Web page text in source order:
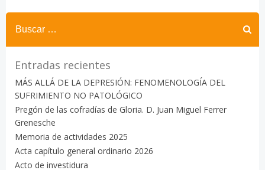
Buscar:
Entradas recientes
MÁS ALLÁ DE LA DEPRESIÓN: FENOMENOLOGÍA DEL
SUFRIMIENTO NO PATOLÓGICO
Pregón de las cofradías de Gloria. D. Juan Miguel Ferrer
Grenesche
Memoria de actividades 2025
Acta capítulo general ordinario 2026
Acto de investidura